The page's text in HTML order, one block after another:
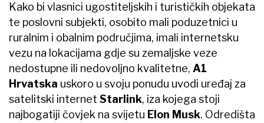
Kako bi vlasnici ugostiteljskih i turističkih objekata
te poslovni subjekti, osobito mali poduzetnici u
ruralnim i obalnim područjima, imali internetsku
vezu na lokacijama gdje su zemaljske veze
nedostupne ili nedovoljno kvalitetne, A1
Hrvatska uskoro u svoju ponudu uvodi uređaj za
satelitski internet Starlink, iza kojega stoji
najbogatiji čovjek na svijetu Elon Musk. Odredišta